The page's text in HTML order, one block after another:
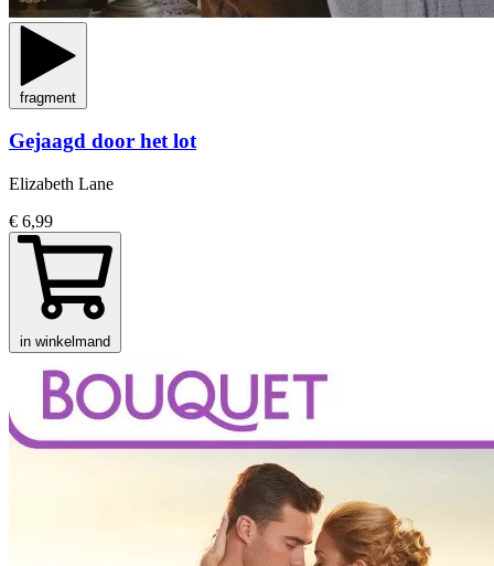
fragment
Gejaagd door het lot
Elizabeth Lane
€ 6,99
in winkelmand